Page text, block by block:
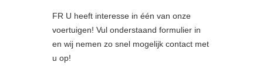
FR U heeft interesse in één van onze
voertuigen! Vul onderstaand formulier in
en wij nemen zo snel mogelijk contact met
u op!